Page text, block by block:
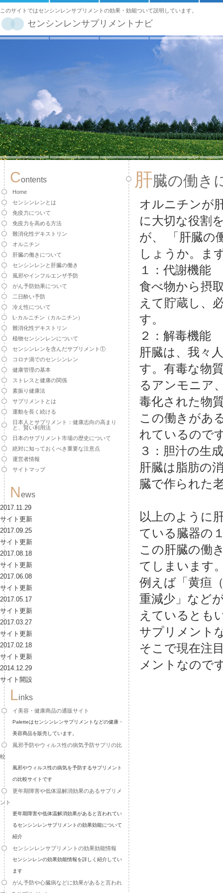
このサイトではセンシンレンサプリメントの効果・効能ついて説明しています。
センシンレンサプリメントナビ
肝臓の働き
オルニチンが
に大切な役割
が、 「肝臓の
しょうか。ま
１：代謝機能
食べ物から摂
えて貯蔵し、
す。
２：解毒機能
肝臓は、我々
す。有毒な物
るアンモニア
毒化された物
この働きがあ
れているので
３：胆汁の生
肝臓は脂肪の
臓で作られた
以上のように
ている臓器の
この肝臓の働
てしまいます
例えば「黄疸
重減少」など
えているとも
サプリメント
そこで現在注
メントなので
Contents
Home
センシンレンとは
免疫力について
免疫力を高める方法
難消化性デキストリン
オルニチン
肝臓の働きについて
センシンレンと肝臓の働き
風邪やインフルエンザ予防
がん予防効果について
二日酔い予防
冷え性について
L-カルニチン（カルニチン）
難消化性デキストリン
植物センシンレンについて
センシンレンを含んだサプリメント①
コロナ渦でのセンシンレン
健康管理の基本
ストレスと健康の関係
素振り健康法
サプリメントとは
運動を長く続ける
日本人とサプリメント：健康志向の高まり
と、賢い利用法
日本のサプリメント市場の歴史について
絶対に知っておくべき重要な注意点
運営者情報
サイトマップ
News
2017.11.29
サイト更新
2017.09.25
サイト更新
2017.08.18
サイト更新
2017.06.08
サイト更新
2017.05.17
サイト更新
2017.03.27
サイト更新
2017.02.18
サイト更新
2014.12.29
サイト開設
Links
イ美容・健康商品の通販サイト
Paletteはセンシンレンサプリメントなどの健康・
美容商品を販売しています。
風邪予防やウィルス性の病気予防サプリの比
較
風邪やウィルス性の病気を予防するサプリメント
の比較サイトです
更年期障害や低体温解消効果のあるサプリメ
ント
更年期障害や低体温解消効果があると言われてい
るセンシンレンサプリメントの効果効能について
紹介
センシンレンサプリメントの効果効能情報
センシンレンの効果効能情報を詳しく紹介してい
ます
がん予防や心臓病などに効果があると言われ